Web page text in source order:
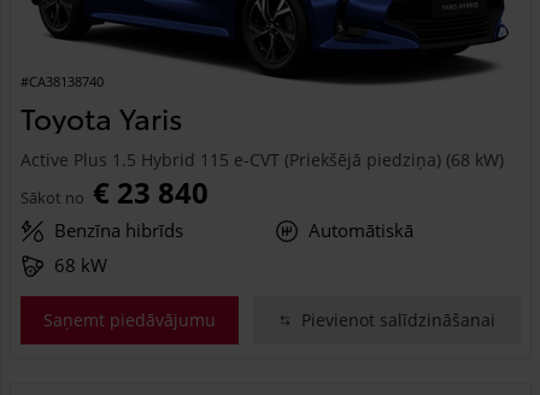
#CA38138740
Toyota Yaris
Active Plus 1.5 Hybrid 115 e-CVT (Priekšējā piedziņa) (68 kW)
Sākot no € 23 840
Benzīna hibrīds
Automātiskā
68 kW
Saņemt piedāvājumu Pievienot salīdzināšanai